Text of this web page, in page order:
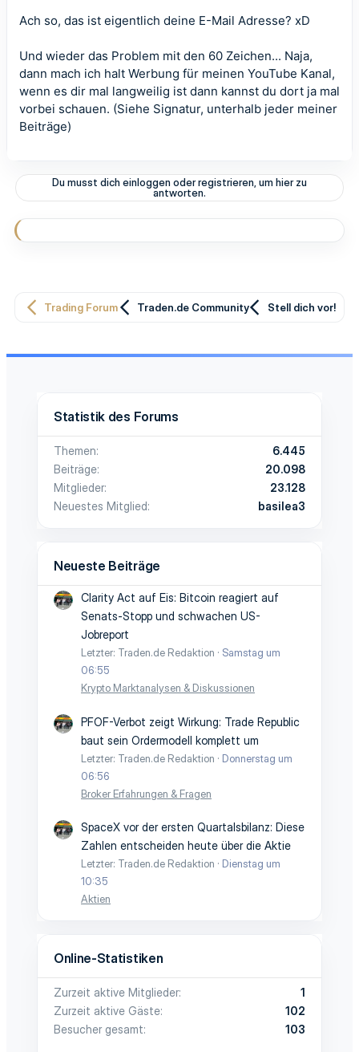
Ach so, das ist eigentlich deine E-Mail Adresse? xD
Und wieder das Problem mit den 60 Zeichen... Naja,
dann mach ich halt Werbung für meinen YouTube Kanal,
wenn es dir mal langweilig ist dann kannst du dort ja mal
vorbei schauen. (Siehe Signatur, unterhalb jeder meiner
Beiträge)
Du musst dich einloggen oder registrieren, um hier zu
antworten.
Trading Forum Traden.de Community Stell dich vor!
Statistik des Forums
Themen
6.445
Beiträge
20.098
Mitglieder
23.128
Neuestes Mitglied
basilea3
Neueste Beiträge
Clarity Act auf Eis: Bitcoin reagiert auf
Senats-Stopp und schwachen US-
Jobreport
Letzter: Traden.de Redaktion
Samstag um
06:55
Krypto Marktanalysen & Diskussionen
PFOF-Verbot zeigt Wirkung: Trade Republic
baut sein Ordermodell komplett um
Letzter: Traden.de Redaktion
Donnerstag um
06:56
Broker Erfahrungen & Fragen
SpaceX vor der ersten Quartalsbilanz: Diese
Zahlen entscheiden heute über die Aktie
Letzter: Traden.de Redaktion
Dienstag um
10:35
Aktien
Online-Statistiken
Zurzeit aktive Mitglieder
1
Zurzeit aktive Gäste
102
Besucher gesamt
103